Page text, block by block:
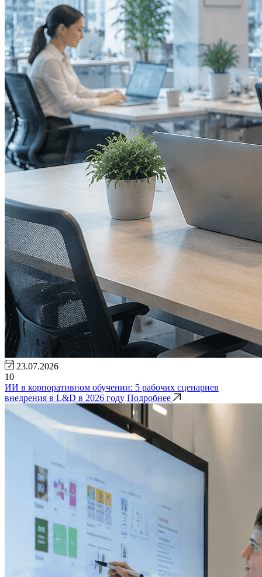
23.07.2026
10
ИИ в корпоративном обучении: 5 рабочих сценариев
внедрения в L&D в 2026 году Подробнее